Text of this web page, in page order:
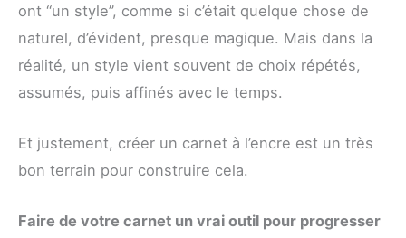
ont “un style”, comme si c’était quelque chose de
naturel, d’évident, presque magique. Mais dans la
réalité, un style vient souvent de choix répétés,
assumés, puis affinés avec le temps.
Et justement, créer un carnet à l’encre est un très
bon terrain pour construire cela.
Faire de votre carnet un vrai outil pour progresser